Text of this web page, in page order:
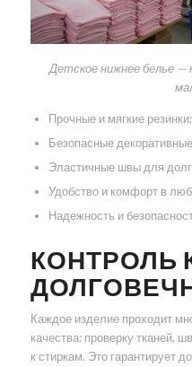
Детское нижнее белье —
Прочные и мягкие резинки;
Безопасные
Эластичные швы для
Удобство и комфорт в
Надежность и
КОНТРОЛЬ
Каждое изделие проходит
качества: проверку тканей,
к стиркам. Это гарантирует